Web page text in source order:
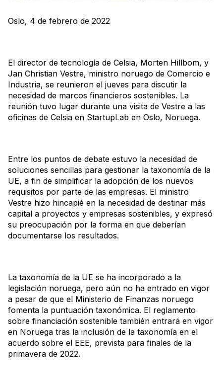
Oslo, 4 de febrero de 2022
El director de tecnología de Celsia, Morten Hillbom, y
Jan Christian Vestre, ministro noruego de Comercio e
Industria, se reunieron el jueves para discutir la
necesidad de marcos financieros sostenibles. La
reunión tuvo lugar durante una visita de Vestre a las
oficinas de Celsia en StartupLab en Oslo, Noruega.
Entre los puntos de debate estuvo la necesidad de
soluciones sencillas para gestionar la taxonomía de la
UE, a fin de simplificar la adopción de los nuevos
requisitos por parte de las empresas. El ministro
Vestre hizo hincapié en la necesidad de destinar más
capital a proyectos y empresas sostenibles, y expresó
su preocupación por la forma en que deberían
documentarse los resultados.
La taxonomía de la UE se ha incorporado a la
legislación noruega, pero aún no ha entrado en vigor
a pesar de que el Ministerio de Finanzas noruego
fomenta la puntuación taxonómica. El reglamento
sobre financiación sostenible también entrará en vigor
en Noruega tras la inclusión de la taxonomía en el
acuerdo sobre el EEE, prevista para finales de la
primavera de 2022.